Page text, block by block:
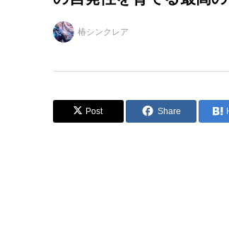
椿シンクレア
Post Share